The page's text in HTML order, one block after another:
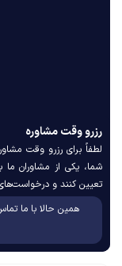
رزرو وقت مشاوره
لطفاً برای رزرو وقت
شما، یکی از مشاوران
تعیین کنند و
همین حالا با ما